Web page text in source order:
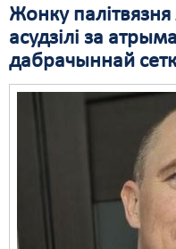
Жонку
асудзілі за
дабрачыннай